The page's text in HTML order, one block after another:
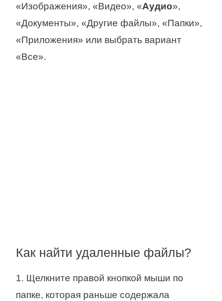
«Изображения», «Видео», «Аудио»,
«Документы», «Другие файлы», «Папки»,
«Приложения» или выбрать вариант
«Все».
Как найти удаленные файлы?
1. Щелкните правой кнопкой мыши по
папке, которая раньше содержала